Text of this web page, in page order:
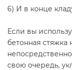
6) И в конце
Если вы
бетонная стяжка
свою очередь,